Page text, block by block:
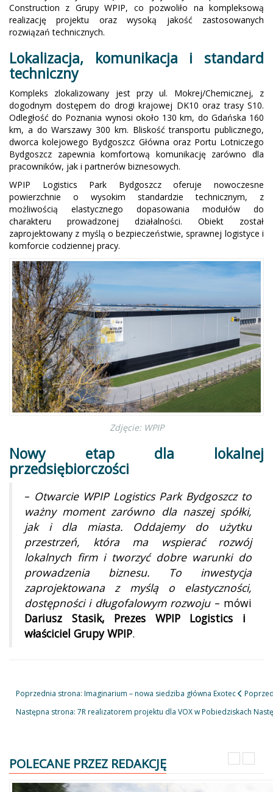
Construction z Grupy WPIP, co pozwoliło na kompleksową
realizację projektu oraz wysoką jakość zastosowanych
rozwiązań technicznych.
Lokalizacja, komunikacja i standard
techniczny
Kompleks zlokalizowany jest przy ul. Mokrej/Chemicznej, z
dogodnym dostępem do drogi krajowej DK10 oraz trasy S10.
Odległość do Poznania wynosi około 130 km, do Gdańska 160
km, a do Warszawy 300 km. Bliskość transportu publicznego,
dworca kolejowego Bydgoszcz Główna oraz Portu Lotniczego
Bydgoszcz zapewnia komfortową komunikację zarówno dla
pracowników, jak i partnerów biznesowych.
WPIP Logistics Park Bydgoszcz oferuje nowoczesne
powierzchnie o wysokim standardzie technicznym, z
możliwością elastycznego dopasowania modułów do
charakteru prowadzonej działalności. Obiekt został
zaprojektowany z myślą o bezpieczeństwie, sprawnej logistyce i
komforcie codziennej pracy.
Zdjęcie: WPIP
Nowy etap dla lokalnej
przedsiębiorczości
– Otwarcie WPIP Logistics Park Bydgoszcz to
ważny moment zarówno dla naszej spółki,
jak i dla miasta. Oddajemy do użytku
przestrzeń, która ma wspierać rozwój
lokalnych firm i tworzyć dobre warunki do
prowadzenia biznesu. To inwestycja
zaprojektowana z myślą o elastyczności,
dostępności i długofalowym rozwoju – mówi
Dariusz Stasik, Prezes WPIP Logistics i
właściciel Grupy WPIP.
Poprzednia strona: Imaginarium – nowa siedziba główna Exotec
Następna strona: 7R realizatorem projektu dla VOX w Pobiedziskach
POLECANE PRZEZ REDAKCJĘ